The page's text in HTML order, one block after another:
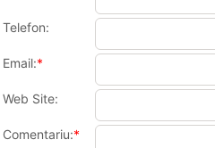
Telefon:
Email:*
Web Site:
Comentariu:*